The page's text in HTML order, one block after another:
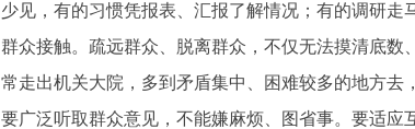
少见，有的习惯凭报表、汇报了解情况；有的调研走
群众接触。疏远群众、脱离群众，不仅无法摸清底
常走出机关大院，多到矛盾集中、困难较多的地方
要广泛听取群众意见，不能嫌麻烦、图省事。要适